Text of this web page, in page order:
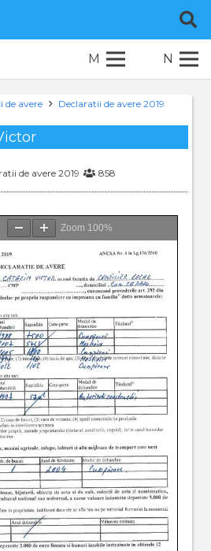
M N
de avere Declaratii de avere 2019
de avere 2019 858
Zoom 100%